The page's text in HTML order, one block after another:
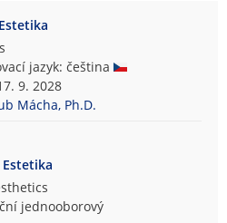
Estetika
jazyk: čeština
9. 2028
Mácha, Ph.D.
Estetika
jednooborový